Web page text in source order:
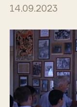
14.09.2023